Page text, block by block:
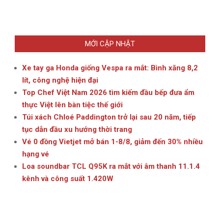
MỚI CẬP NHẬT
Xe tay ga Honda giống Vespa ra mắt: Bình xăng 8,2
lít, công nghệ hiện đại
Top Chef Việt Nam 2026 tìm kiếm đầu bếp đưa ẩm
thực Việt lên bàn tiệc thế giới
Túi xách Chloé Paddington trở lại sau 20 năm, tiếp
tục dẫn đầu xu hướng thời trang
Vé 0 đồng Vietjet mở bán 1-8/8, giảm đến 30% nhiều
hạng vé
Loa soundbar TCL Q95K ra mắt với âm thanh 11.1.4
kênh và công suất 1.420W